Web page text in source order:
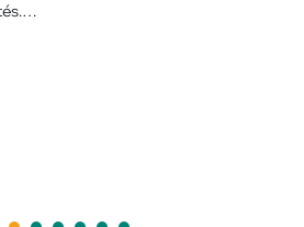
une expérience marquante et